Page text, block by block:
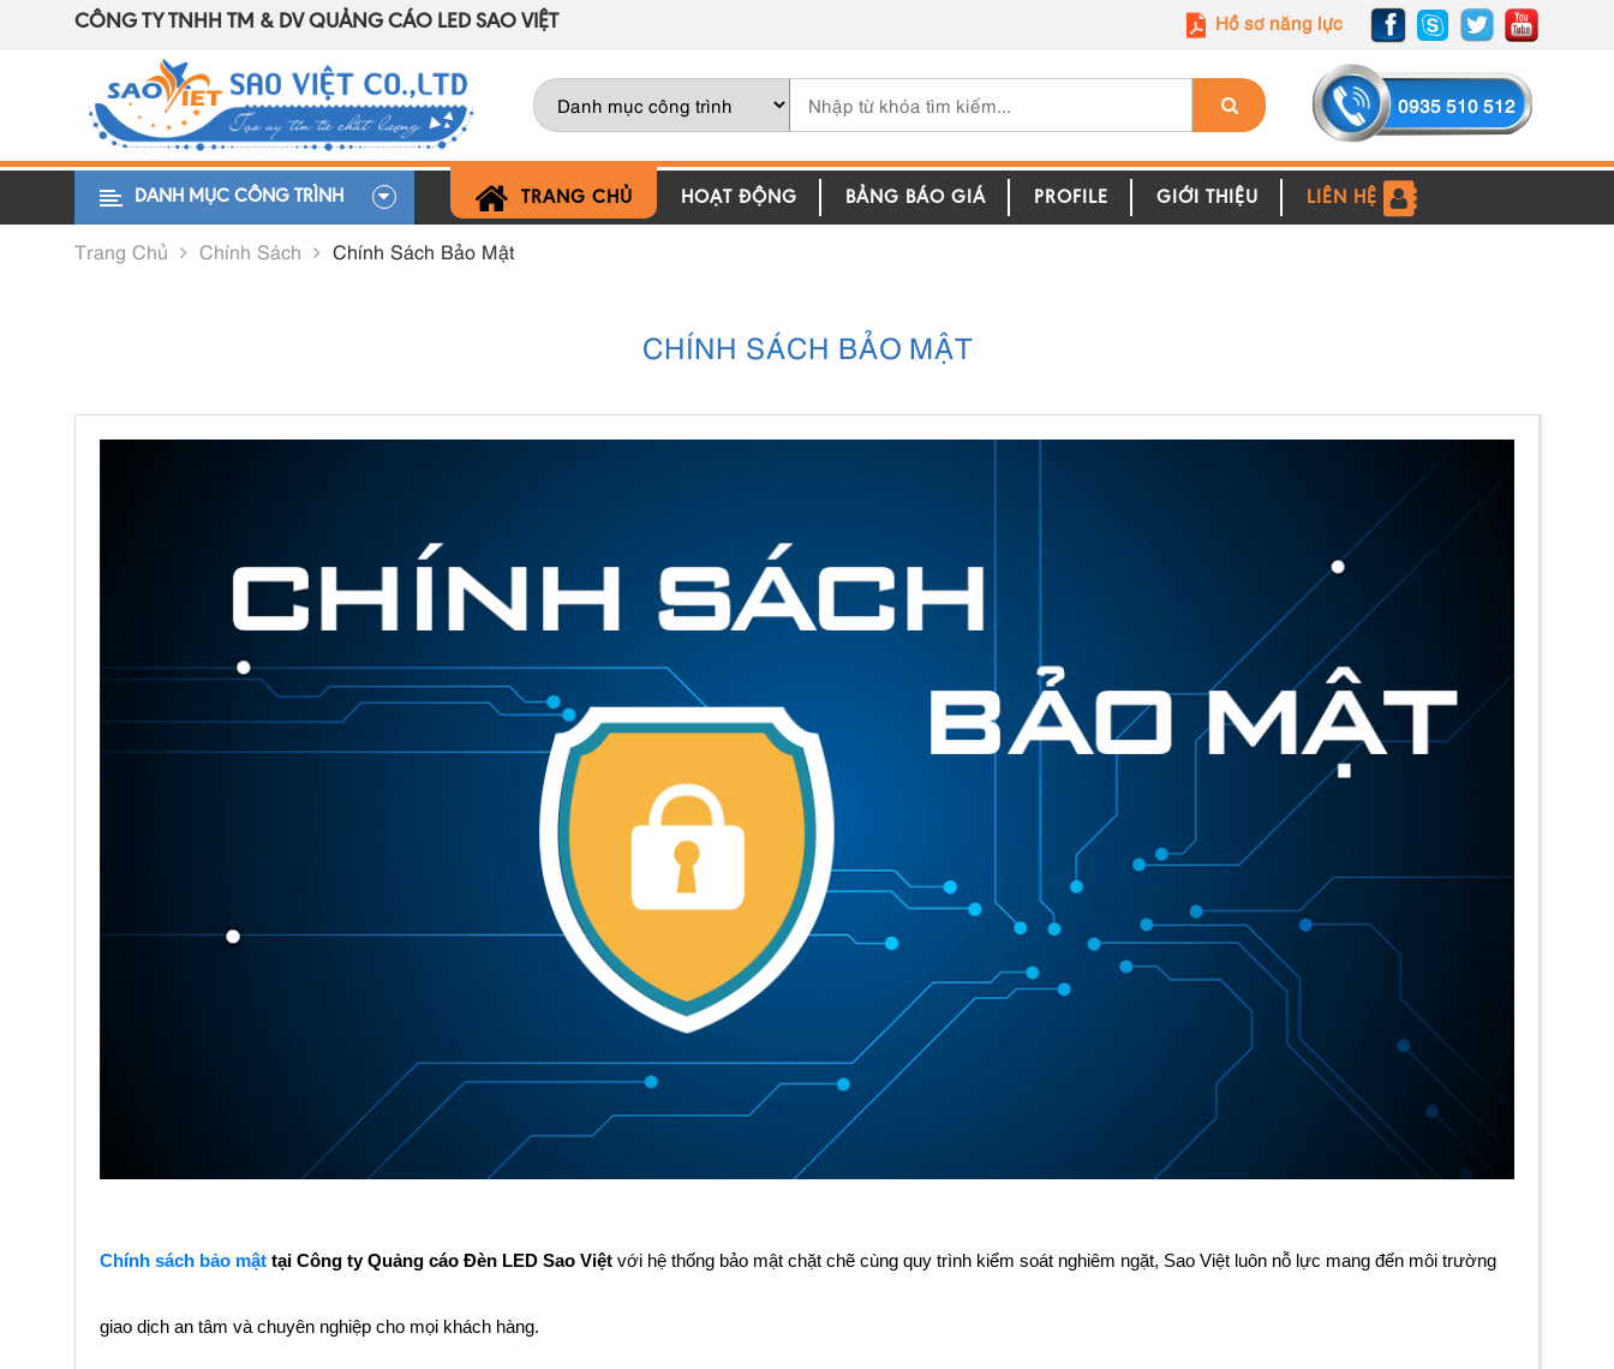
CÔNG TY TNHH TM & DV QUẢNG CÁO LED SAO VIỆT Hồ sơ năng lực
0935 510 512
DANH MỤC CÔNG TRÌNH TRANG CHỦ HOẠT ĐỘNG BẢNG BÁO GIÁ PROFILE GIỚI THIỆU LIÊN HỆ
Trang Chủ Chính Sách Chính Sách Bảo Mật
CHÍNH SÁCH BẢO MẬT
Chính sách bảo mật tại Công ty Quảng cáo Đèn LED Sao Việt với hệ thống bảo mật chặt chẽ cùng quy trình kiểm soát nghiêm ngặt, Sao Việt luôn nỗ lực mang đến môi trường
giao dịch an tâm và chuyên nghiệp cho mọi khách hàng.